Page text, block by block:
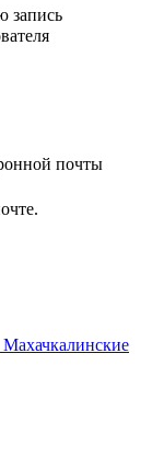
запись
почты
Махачкалинские